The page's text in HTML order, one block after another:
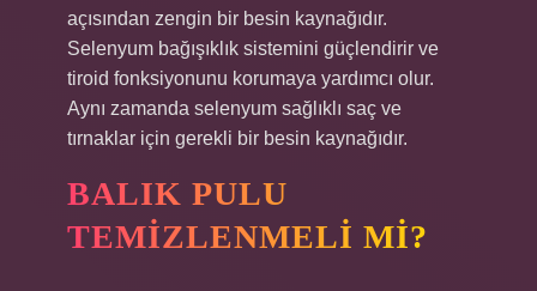
açısından zengin bir besin kaynağıdır.
Selenyum bağışıklık sistemini güçlendirir ve
tiroid fonksiyonunu korumaya yardımcı olur.
Aynı zamanda selenyum sağlıklı saç ve
tırnaklar için gerekli bir besin kaynağıdır.
BALIK PULU
TEMIZLENMELI MI?